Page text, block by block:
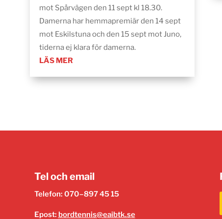
mot Spårvägen den 11 sept kl 18.30.
Damerna har hemmapremiär den 14 sept
mot Eskilstuna och den 15 sept mot Juno,
tiderna ej klara för damerna.
LÄS MER
Tel och email
Telefon: 070–897 45 15
Epost: bordtennis@eaibtk.se